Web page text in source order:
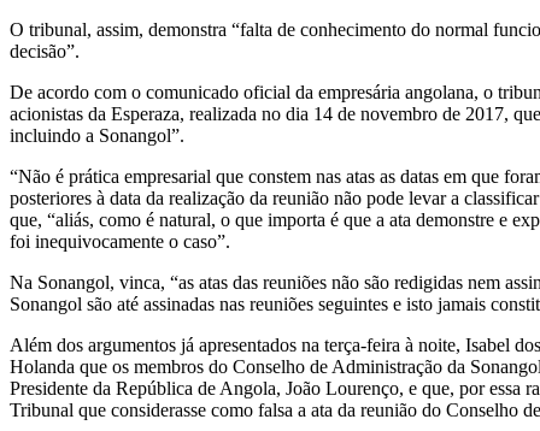
O tribunal, assim, demonstra “falta de conhecimento do normal
decisão”.
De acordo com o comunicado oficial da empresária angolana, o
acionistas da Esperaza, realizada no dia 14 de novembro de 2017,
incluindo a Sonangol”.
“Não é prática empresarial que constem nas atas as datas em que
posteriores à data da realização da reunião não pode levar a
que, “aliás, como é natural, o que importa é que a ata demonstre e
foi inequivocamente o caso”.
Na Sonangol, vinca, “as atas das reuniões não são redigidas nem
Sonangol são até assinadas nas reuniões seguintes e isto jamais
Além dos argumentos já apresentados na terça-feira à noite, Isabel
Holanda que os membros do Conselho de Administração da
Presidente da República de Angola, João Lourenço, e que, por essa
Tribunal que considerasse como falsa a ata da reunião do Conselho